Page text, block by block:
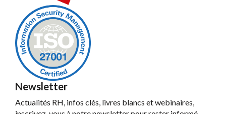
Newsletter
Actualités RH, infos clés, livres blancs et webinaires,